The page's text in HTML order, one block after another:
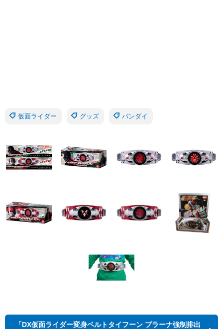
仮面ライダー グッズ バンダイ
「DX仮面ライダー変身ベルトタイフーン プラーナ強制排出